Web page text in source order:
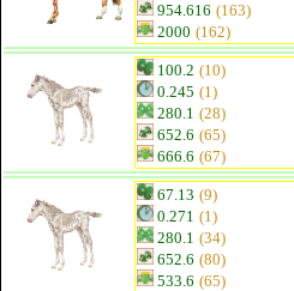
954.616 (163)
2000 (162)
100.2 (10)
0.245 (1)
280.1 (28)
652.6 (65)
666.6 (67)
67.13 (9)
0.271 (1)
280.1 (34)
652.6 (80)
533.6 (65)